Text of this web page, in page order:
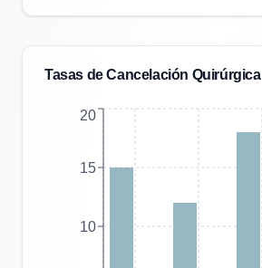
Tasas de Cancelación Quirúrgica
10
15
20